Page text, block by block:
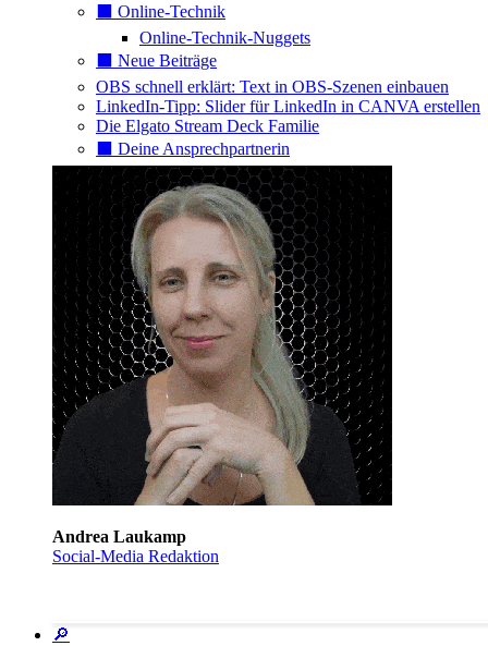
⬛️ Online-Technik
Online-Technik-Nuggets
⬛️ Neue Beiträge
OBS schnell erklärt: Text in OBS-Szenen einbauen
LinkedIn-Tipp: Slider für LinkedIn in CANVA erstellen
Die Elgato Stream Deck Familie
⬛️ Deine Ansprechpartnerin
Andrea Laukamp
Social-Media Redaktion
🔎